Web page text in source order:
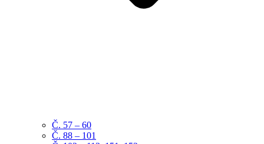
Č. 57 – 60
Č. 88 – 101